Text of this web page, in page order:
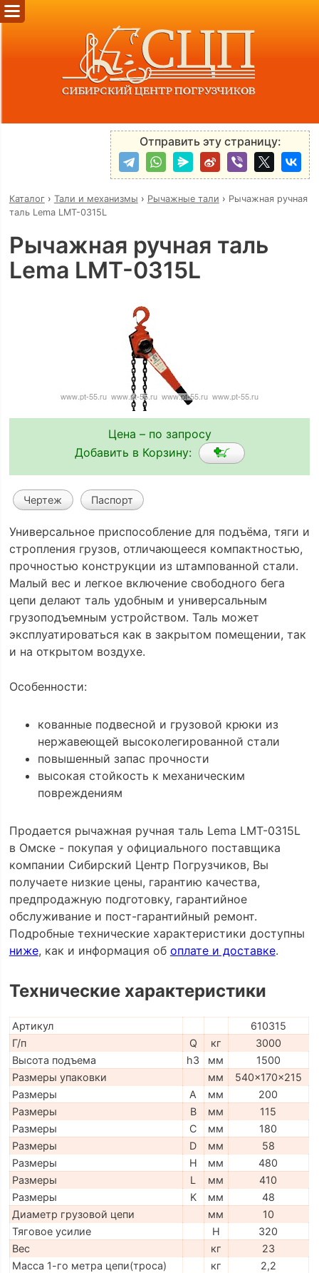
Отправить эту страницу:
Каталог› Тали и механизмы › Рычажные тали › Рычажная ручная
таль Lema LMT-0315L
Рычажная ручная таль
Lema LMT-0315L
Цена – по запросу
Добавить в Корзину:
Чертеж Паспорт
Универсальное приспособление для подъёма, тяги и
стропления грузов, отличающееся компактностью,
прочностью конструкции из штампованной стали.
Малый вес и легкое включение свободного бега
цепи делают таль удобным и универсальным
грузоподъемным устройством. Таль может
эксплуатироваться как в закрытом помещении, так
и на открытом воздухе.
Особенности:
кованные подвесной и грузовой крюки из
нержавеющей высоколегированной стали
повышенный запас прочности
высокая стойкость к механическим
повреждениям
Продается рычажная ручная таль Lema LMT-0315L
в Омске - покупая у официального поставщика
компании Сибирский Центр Погрузчиков, Вы
получаете низкие цены, гарантию качества,
предпродажную подготовку, гарантийное
обслуживание и пост-гарантийный ремонт.
Подробные технические характеристики доступны
ниже, как и информация об оплате и доставке.
Технические характеристики
Артикул
610315
Г/п
Q кг
3000
Высота подъема
h3 мм
1500
Размеры упаковки
мм
540x170x215
Размеры
A мм
200
Размеры
B мм
115
Размеры
C мм
180
Размеры
D мм
58
Размеры
H мм
480
Размеры
L мм
410
Размеры
K мм
48
Диаметр грузовой цепи
мм
10
Тяговое усилие
H
320
Вес
кг
23
Масса 1-го метра цепи(троса)
кг 2,2